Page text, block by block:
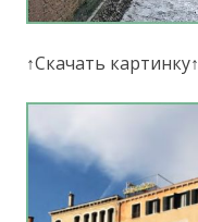
↑Скачать картинку↑